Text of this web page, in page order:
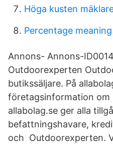
Höga kusten
Percentage meaning
Annons- Annons-
Outdoorexperten
butikssäljare. På
företagsinformation om
allabolag.se ger alla
befattningshavare,
och Outdoorexperten.